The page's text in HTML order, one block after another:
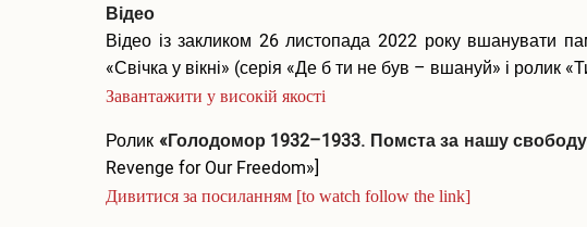
Відео
Відео із закликом 26 листопада 2022 року вшанувати
«Свічка у вікні» (серія «Де б ти не був – вшануй» і ролик
Завантажити у високій якості
Ролик «Голодомор 1932–1933. Помста за нашу
Revenge for Our Freedom»]
Дивитися за посиланням [to watch follow the link]